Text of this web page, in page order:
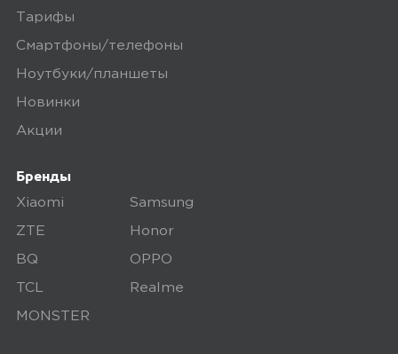
Тарифы
Смартфоны/телефоны
Ноутбуки/планшеты
Новинки
Акции
Бренды
Xiaomi Samsung
ZTE Honor
BQ OPPO
TCL Realme
MONSTER